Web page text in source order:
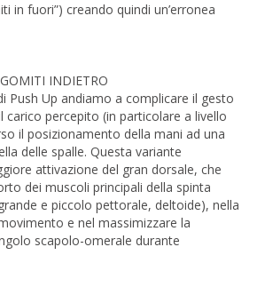
in fuori”) creando quindi un’erronea
INDIETRO
Push Up andiamo a complicare il gesto
carico percepito (in particolare a livello
il posizionamento della mani ad una
delle spalle. Questa variante
attivazione del gran dorsale, che
dei muscoli principali della spinta
e piccolo pettorale, deltoide), nella
e nel massimizzare la
scapolo-omerale durante